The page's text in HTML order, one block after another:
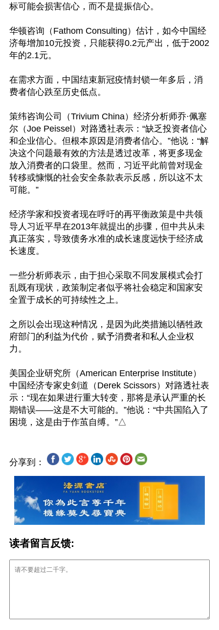
标可能会损害信心，而不是提振信心。
华顿咨询（Fathom Consulting）估计，如今中国经
济每增加10元投资，只能获得0.2元产出，低于2002
年的2.1元。
在需求方面，中国结束新冠疫情封锁一年多后，消
费者信心跌至历史低点。
策纬咨询公司（Trivium China）经济分析师乔·佩塞
尔（Joe Peissel）对路透社表示：“缺乏投资者信心
和企业信心。但根本原因是消费者信心。”他说：“解
决这个问题最有效的方法是透过改革，将更多现金
放入消费者的口袋里。然而，习近平此前曾对现金
转移或慷慨的社会安全条款表示反感，所以这不太
可能。”
经济学家和投资者现在呼吁的再平衡政策是中共领
导人习近平早在2013年就提出的步骤，但中共从未
真正落实，导致债务水准的成长速度远快于经济成
长速度。
一些分析师表示，由于担心采取不同发展模式会打
乱既有现状，政策制定者似乎将社会稳定和国家安
全置于成长的可持续性之上。
之所以会出现这种情况，是因为此类措施以牺牲政
府部门的利益为代价，赋予消费者和私人企业权
力。
美国企业研究所（American Enterprise Institute）
中国经济专家史剑道（Derek Scissors）对路透社表
示：“现在如果进行重大转变，那将是承认严重的长
期错误——这是不大可能的。”他说：“中共国陷入了
分享到：
读者留言反馈: